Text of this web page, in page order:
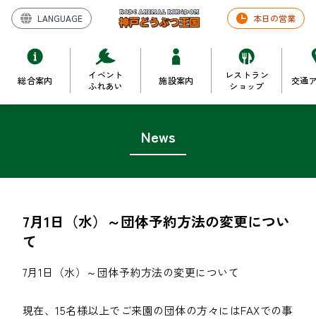
LANGUAGE 本日の営業
総合案内
イベント
ふれあい
施設案内
レストラン
ショップ
交通
News
7月1日（水）～団体予約方法の変更につい
て
7月1日（水）～団体予約方法の変更について
現在、15名様以上でご来園の団体の方々にはFAXでの事